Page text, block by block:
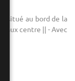
situé au bord de la
centre || - Avec